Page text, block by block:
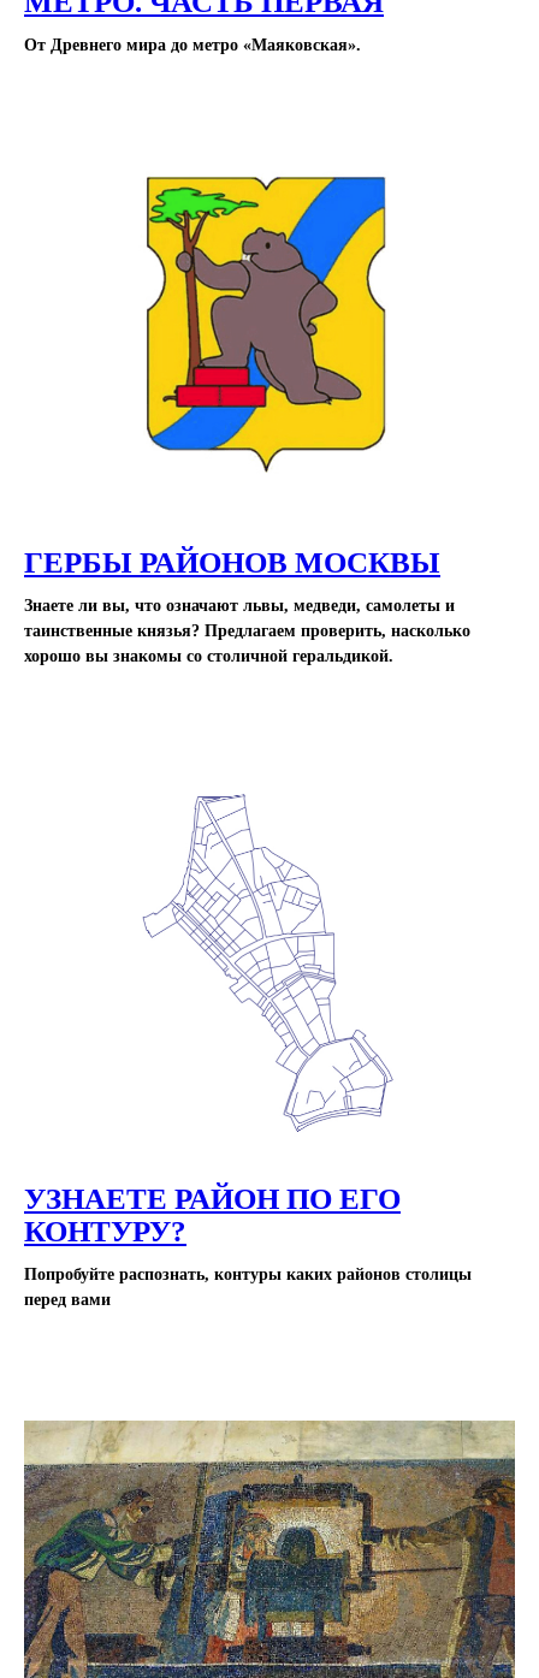
От Древнего мира до метро «Маяковская».
ГЕРБЫ РАЙОНОВ МОСКВЫ
Знаете ли вы, что означают львы, медведи, самолеты и
таинственные князья? Предлагаем проверить, насколько
хорошо вы знакомы со столичной геральдикой.
УЗНАЕТЕ РАЙОН ПО ЕГО
КОНТУРУ?
Попробуйте распознать, контуры каких районов столицы
перед вами